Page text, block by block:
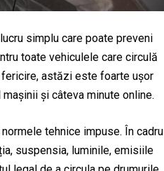
simplu care poate preveni
toate vehiculele care circulă
astăzi este foarte ușor
și câteva minute online.
tehnice impuse. În cadrul
suspensia, luminile, emisiile